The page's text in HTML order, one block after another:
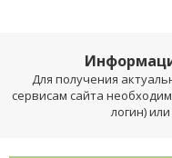
Для получения
сервисам сайта
логин)